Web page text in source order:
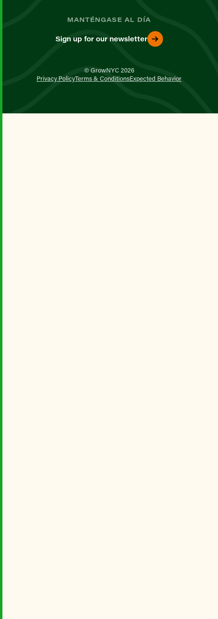
MANTÉNGASE AL DÍA
Sign up for our newsletter
© GrowNYC 2026
Privacy PolicyTerms & ConditionsExpected Behavior